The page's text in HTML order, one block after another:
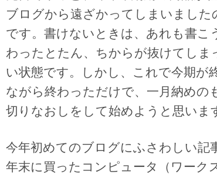
ブログから遠ざかってしまいまし
です。書けないときは、あれも書
わったとたん、ちからが抜けてし
い状態です。しかし、これで今期が
ながら終わっただけで、一月納め
切りなおしをして始めようと思いま
今年初めてのブログにふさわしい記
年末に買ったコンピュータ（ワーク